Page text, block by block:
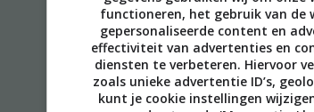
functioneren, het gebruik van de
gepersonaliseerde content en
effectiviteit van advertenties en
diensten te verbeteren. Hiervoor
zoals unieke advertentie ID’s,
kunt je cookie instellingen